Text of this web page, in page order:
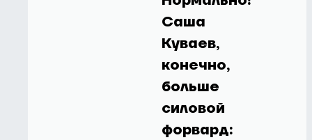
Саша
Куваев,
конечно,
больше
силовой
форвард: